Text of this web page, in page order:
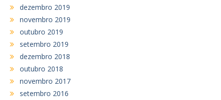
dezembro 2019
novembro 2019
outubro 2019
setembro 2019
dezembro 2018
outubro 2018
novembro 2017
setembro 2016